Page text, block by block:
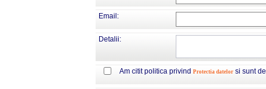
Email:
Detalii:
Am citit politica privind Protectia datelor si sunt